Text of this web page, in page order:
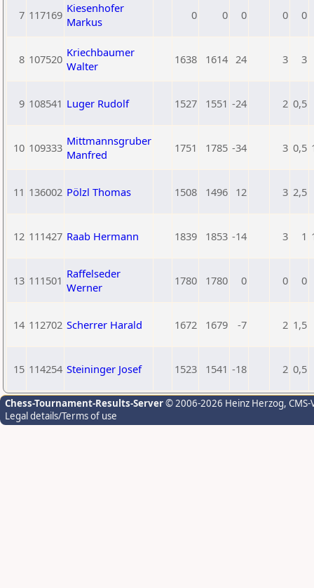
7 117169 Kiesenhofer
Markus
0 0 0 0 0
8 107520 Kriechbaumer
Walter
1638 1614 24 3 3
9 108541 Luger Rudolf 1527 1551 -24 2 0,5
10 109333 Mittmannsgruber
Manfred
1751 1785 -34 3 0,5
11 136002 Pölzl Thomas 1508 1496 12 3 2,5
12 111427 Raab Hermann 1839 1853 -14 3 1
13 111501 Raffelseder
Werner
1780 1780 0 0 0
14 112702 Scherrer Harald 1672 1679 -7 2 1,5
15 114254 Steininger Josef 1523 1541 -18 2 0,5
Chess-Tournament-Results-Server© 2006-2026 Heinz Herzog,
Legal details/Terms of use